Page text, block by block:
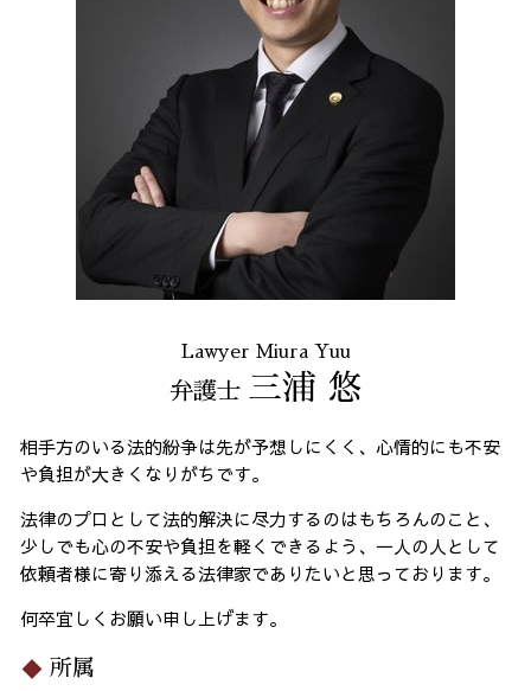
Lawyer Miura Yuu
弁護士 三浦 悠
相手方のいる法的紛争は先が予想しにくく、心情的にも不安
や負担が大きくなりがちです。
法律のプロとして法的解決に尽力するのはもちろんのこと、
少しでも心の不安や負担を軽くできるよう、一人の人として
依頼者様に寄り添える法律家でありたいと思っております。
何卒宜しくお願い申し上げます。
所属